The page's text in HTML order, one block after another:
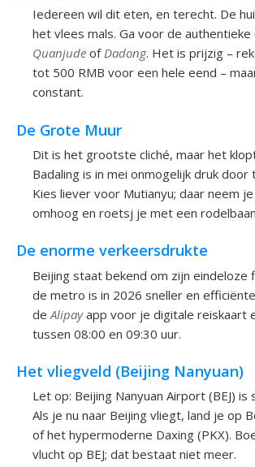
Iedereen wil dit eten, en terecht. De
het vlees mals. Ga voor de authentieke
Quanjude ofDadong. Het is prijzig –
tot 500 RMB voor een hele eend –
constant.
De Grote Muur
Dit is het grootste cliché, maar het
Badaling is in mei onmogelijk druk
Kies liever voor Mutianyu; daar neem
omhoog en roetsj je met een
De enorme verkeersdrukte
Beijing staat bekend om zijn eindeloze
de metro is in 2026 sneller en
de Alipayapp voor je digitale reiskaart
tussen 08:00 en 09:30 uur.
Het vliegveld (Beijing Nanyuan)
Let op: Beijing Nanyuan Airport (BEJ)
Als je nu naar Beijing vliegt, land je op
of het hypermoderne Daxing (PKX).
vlucht op BEJ; dat bestaat niet meer.